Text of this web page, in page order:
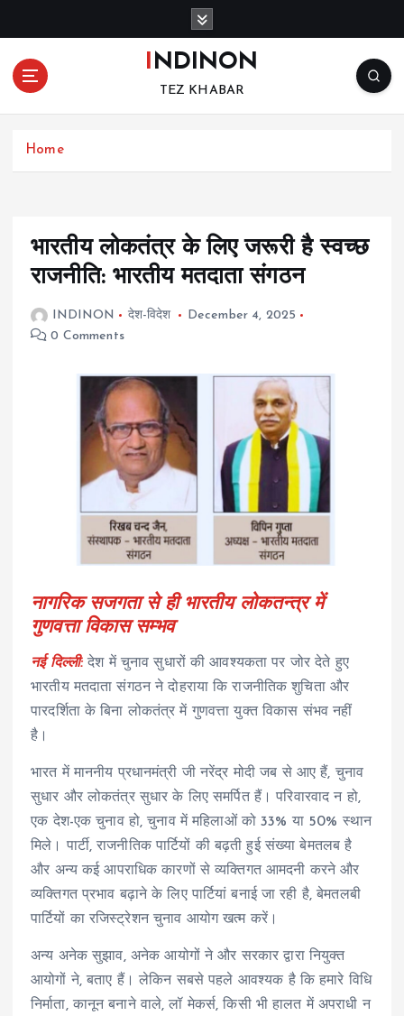
o
INDINON
TEZ KHABAR
Home
भारतीय लोकतंत्र के लिए जरूरी है स्वच्छ
राजनीति: भारतीय मतदाता संगठन
INDINON देश-विदेश
December 4, 2025
0 Comments
नागरिक सजगता से ही भारतीय लोकतन्त्र में
गुणवत्ता विकास सम्भव
नई दिल्ली:देश में चुनाव सुधारों की आवश्यकता पर जोर देते हुए
भारतीय मतदाता संगठन ने दोहराया कि राजनीतिक शुचिता और
पारदर्शिता के बिना लोकतंत्र में गुणवत्ता युक्त विकास संभव नहीं
है।
भारत में माननीय प्रधानमंत्री जी नरेंद्र मोदी जब से आए हैं, चुनाव
सुधार और लोकतंत्र सुधार के लिए समर्पित हैं। परिवारवाद न हो,
एक देश-एक चुनाव हो, चुनाव में महिलाओं को 33% या 50% स्थान
मिले। पार्टी, राजनीतिक पार्टियों की बढ़ती हुई संख्या बेमतलब है
और अन्य कई आपराधिक कारणों से व्यक्तिगत आमदनी करने और
व्यक्तिगत प्रभाव बढ़ाने के लिए पार्टियां बनाई जा रही है, बेमतलबी
पार्टियों का रजिस्ट्रेशन चुनाव आयोग खत्म करें।
अन्य अनेक सुझाव, अनेक आयोगों ने और सरकार द्वारा नियुक्त
आयोगों ने, बताए हैं। लेकिन सबसे पहले आवश्यक है कि हमारे विधि
निर्माता, कानून बनाने वाले, लॉ मेकर्स, किसी भी हालत में अपराधी न